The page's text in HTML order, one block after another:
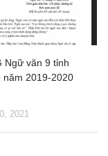
Ngữ văn 9 tỉnh
năm 2019-2020
2021